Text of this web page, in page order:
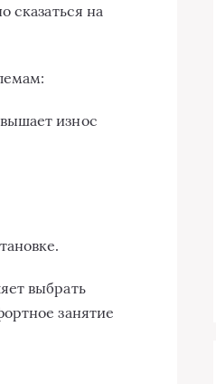
сказаться на
износ
выбрать
занятие